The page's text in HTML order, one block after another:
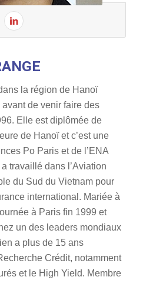
la région de Hanoï
de venir faire des
Elle est diplômée de
de Hanoï et c’est une
Po Paris et de l’ENA
travaillé dans l’Aviation
du Sud du Vietnam pour
international. Mariée à
à Paris fin 1999 et
un des leaders mondiaux
a plus de 15 ans
Crédit, notamment
et le High Yield. Membre